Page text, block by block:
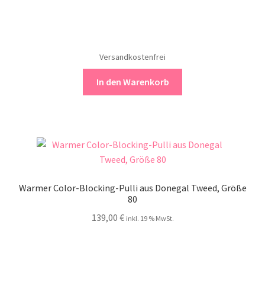
Versandkostenfrei
In den Warenkorb
Warmer Color-Blocking-Pulli aus Donegal Tweed, Größe
80
139,00 € inkl. 19 % MwSt.